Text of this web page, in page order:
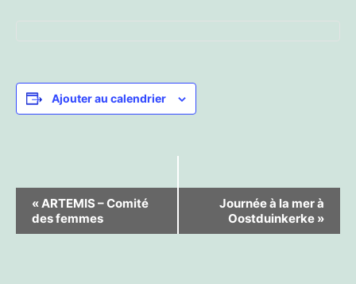
Ajouter au calendrier
Navigation
Évènement
«ARTEMIS – Comité
des femmes
Journée à la mer à
Oostduinkerke »